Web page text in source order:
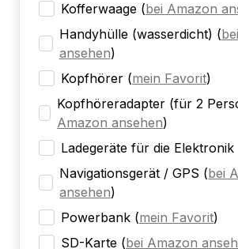
Kofferwaage (bei Amazon
Handyhülle (wasserdicht) (
ansehen)
Kopfhörer (mein Favorit)
Kopfhöreradapter (für 2
Amazon ansehen)
Ladegeräte für die Elektronik
Navigationsgerät / GPS (bei
ansehen)
Powerbank (mein Favorit)
SD-Karte (bei Amazon